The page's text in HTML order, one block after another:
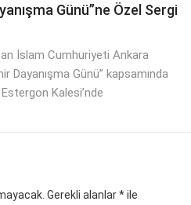
Günü”ne Özel Sergi
İslam Cumhuriyeti Ankara
Dayanışma Günü” kapsamında
Kalesi’nde
Gerekli alanlar*ile